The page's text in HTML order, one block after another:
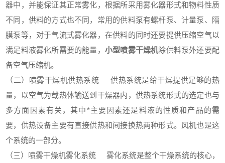
器中，并能保证其正常雾化，根据所采用雾化器形式和物料性质
不同，供料的方式也不同，常用的供料泵有螺杆泵、计量泵、隔
膜泵等，对于气流式雾化器，在供料的同时还要提供压缩空气以
满足料液雾化所需要的能量， 小型喷雾干燥机除供料泵外还要配
备空气压缩机。
（二）喷雾干燥机供热系统 供热系统是给干燥提供足够的热
量，以空气为载热体输送到干燥器内，供热系统形式的选定也与
多方面因素有关，其中*主要因素还是料液的性质和产品的需
要，供热设备主要有直接供热和间接换热两种形式。风机也是这
个系统的一部分。
（三）喷雾干燥机雾化系统 雾化系统是整个干燥系统的核心，